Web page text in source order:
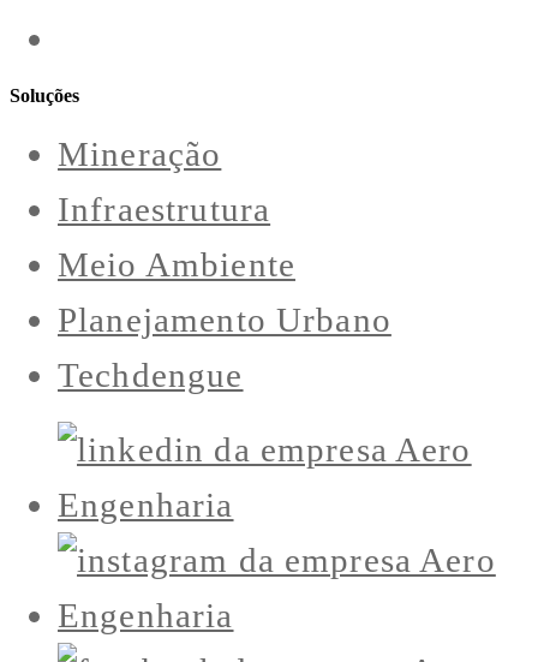
Soluções
Mineração
Infraestrutura
Meio Ambiente
Planejamento Urbano
Techdengue